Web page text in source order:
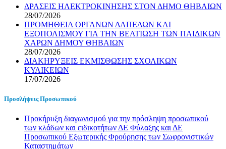
ΔΡΑΣΕΙΣ ΗΛΕΚΤΡΟΚΙΝΗΣΗΣ ΣΤΟΝ ΔΗΜΟ ΘΗΒΑΙΩΝ
28/07/2026
ΠΡΟΜΗΘΕΙΑ ΟΡΓΑΝΩΝ ΔΑΠΕΔΩΝ ΚΑΙ
ΕΞΟΠΟΛΙΣΜΟΥ ΓΙΑ ΤΗΝ ΒΕΛΤΙΩΣΗ ΤΩΝ ΠΑΙΔΙΚΩΝ
ΧΑΡΩΝ ΔΗΜΟΥ ΘΗΒΑΙΩΝ
28/07/2026
ΔΙΑΚΗΡΥΞΕΙΣ ΕΚΜΙΣΘΩΣΗΣ ΣΧΟΛΙΚΩΝ
ΚΥΛΙΚΕΙΩΝ
17/07/2026
Προσλήψεις Προσωπικού
Προκήρυξη διαγωνισμού για την πρόσληψη προσωπικού
των κλάδων και ειδικοτήτων ΔΕ Φύλαξης και ΔΕ
Προσωπικού Εξωτερικής Φρούρησης των Σωφρονιστικών
Καταστημάτων